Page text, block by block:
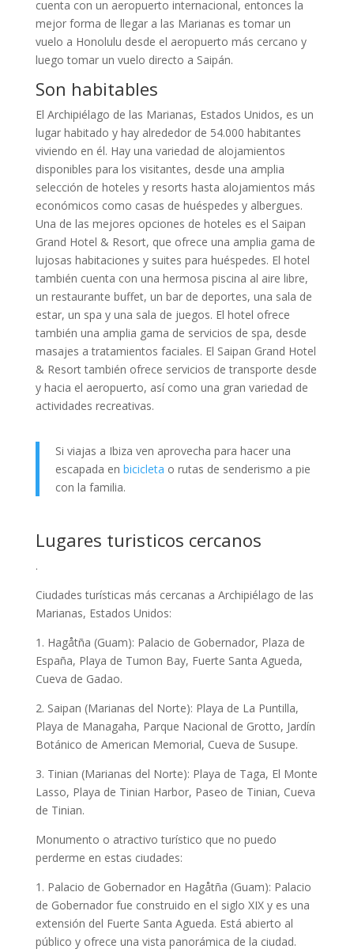
cuenta con un aeropuerto internacional, entonces la
mejor forma de llegar a las Marianas es tomar un
vuelo a Honolulu desde el aeropuerto más cercano y
luego tomar un vuelo directo a Saipán.
Son habitables
El Archipiélago de las Marianas, Estados Unidos, es un
lugar habitado y hay alrededor de 54.000 habitantes
viviendo en él. Hay una variedad de alojamientos
disponibles para los visitantes, desde una amplia
selección de hoteles y resorts hasta alojamientos más
económicos como casas de huéspedes y albergues.
Una de las mejores opciones de hoteles es el Saipan
Grand Hotel & Resort, que ofrece una amplia gama de
lujosas habitaciones y suites para huéspedes. El hotel
también cuenta con una hermosa piscina al aire libre,
un restaurante buffet, un bar de deportes, una sala de
estar, un spa y una sala de juegos. El hotel ofrece
también una amplia gama de servicios de spa, desde
masajes a tratamientos faciales. El Saipan Grand Hotel
& Resort también ofrece servicios de transporte desde
y hacia el aeropuerto, así como una gran variedad de
actividades recreativas.
Si viajas a Ibiza ven aprovecha para hacer una
escapada en bicicleta o rutas de senderismo a pie
con la familia.
Lugares turisticos cercanos
.
Ciudades turísticas más cercanas a Archipiélago de las
Marianas, Estados Unidos:
1. Hagåtña (Guam): Palacio de Gobernador, Plaza de
España, Playa de Tumon Bay, Fuerte Santa Agueda,
Cueva de Gadao.
2. Saipan (Marianas del Norte): Playa de La Puntilla,
Playa de Managaha, Parque Nacional de Grotto, Jardín
Botánico de American Memorial, Cueva de Susupe.
3. Tinian (Marianas del Norte): Playa de Taga, El Monte
Lasso, Playa de Tinian Harbor, Paseo de Tinian, Cueva
de Tinian.
Monumento o atractivo turístico que no puedo
perderme en estas ciudades:
1. Palacio de Gobernador en Hagåtña (Guam): Palacio
de Gobernador fue construido en el siglo XIX y es una
extensión del Fuerte Santa Agueda. Está abierto al
público y ofrece una vista panorámica de la ciudad.